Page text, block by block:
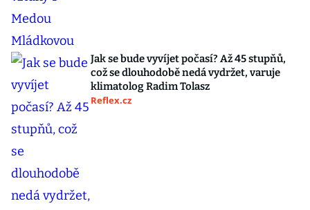
Jak se bude vyvíjet počasí? Až 45 stupňů,
což se dlouhodobě nedá vydržet, varuje
klimatolog Radim Tolasz
Reflex.cz